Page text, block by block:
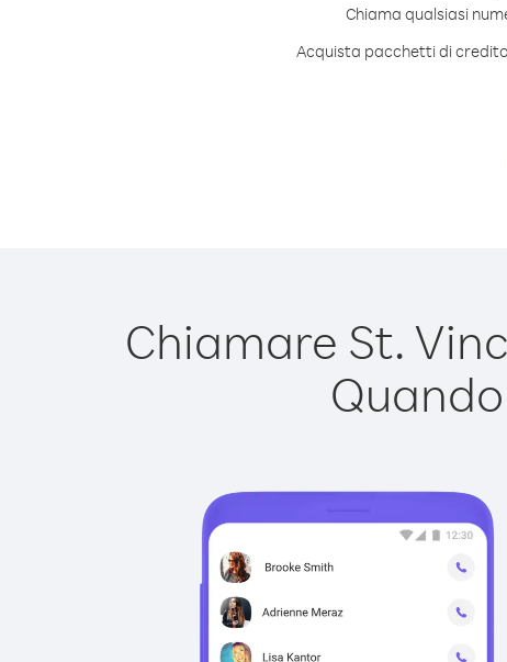
Chiama qualsiasi
Acquista pacchetti di
Chiamare St.